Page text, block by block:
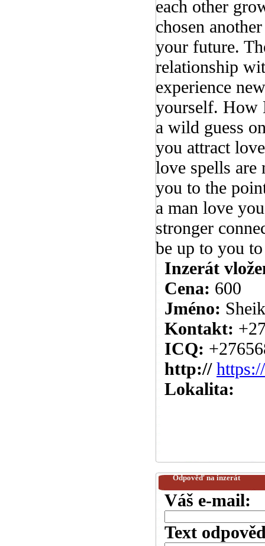
each other
chosen
your future.
relationship
experience
yourself. How
a wild guess
you attract
love spells
you to the
a man love
stronger
be up to you
Inzerát
Cena: 600
Jméno:
Kontakt:
ICQ:
http://
Lokalita:
Odpověď na inzerát
Váš e-mail:
Text